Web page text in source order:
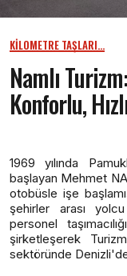
KILOMETRE TAŞLARI...
Namlı
Konforlu,
1969 yılında
başlayan Mehmet
otobüsle işe
şehirler arası yolcu
personel
şirketleşerek Turizm
sektöründe